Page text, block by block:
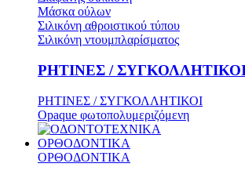
Μάσκα ούλων
Σιλικόνη αθροιστικού τύπου
Σιλικόνη ντουμπλαρίσματος
ΡΗΤΙΝΕΣ /
ΡΗΤΙΝΕΣ / ΣΥΓΚΟΛΛΗΤΙΚΟΙ
Opaque φωτοπολυμεριζόμενη
ΟΡΘΟΔΟΝΤΙΚΑ
ΟΡΘΟΔΟΝΤΙΚΑ